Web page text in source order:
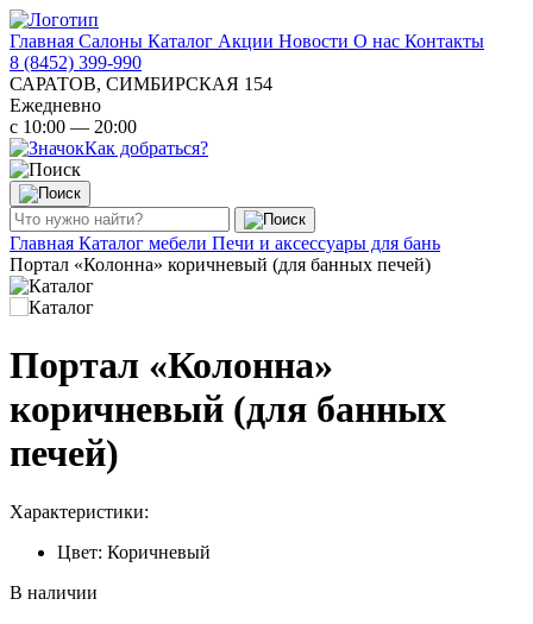
Главная Салоны Каталог Акции Новости О нас Контакты
8 (8452) 399-990
САРАТОВ, СИМБИРСКАЯ 154
Ежедневно
с 10:00 — 20:00
Как добраться?
Главная Каталог мебели Печи и аксессуары для бань
Портал «Колонна» коричневый (для банных печей)
Портал «Колонна»
коричневый (для банных
печей)
Характеристики:
Цвет: Коричневый
В наличии